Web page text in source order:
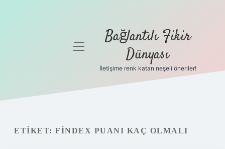
Gizlilik
Yasal Uyarı
menüyü
Bağlantılı Fikir
Dünyası
İletişime renk katan neşeli öneriler!
ETIKET: FINDEX PUANI KAÇ OLMALI